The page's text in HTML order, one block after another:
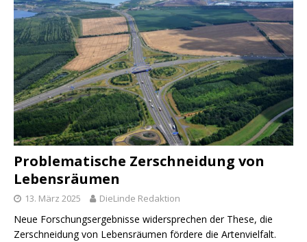
Problematische Zerschneidung von
Lebensräumen
13. März 2025 DieLinde Redaktion
Neue Forschungsergebnisse widersprechen der These, die
Zerschneidung von Lebensräumen fördere die Artenvielfalt.